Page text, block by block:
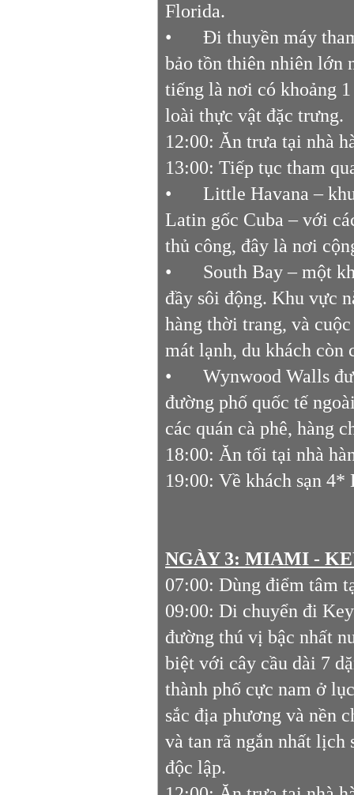
Florida.
•
Đi thuyền máy
bảo tồn thiên nhiên lớn
tiếng là nơi có khoảng
loài thực vật đặc trưng.
12:00: Ăn trưa tại nhà
13:00: Tiếp tục tham
•
Little Havana –
Latin gốc Cuba – với
thủ công, đây là nơi
•
South Bay – một
đầy sôi động. Khu vực
hàng thời trang, và
mát lạnh, du khách còn
•
Wynwood Walls
đường phố quốc tế
các quán cà phê, hàng
18:00: Ăn tối tại nhà
19:00: Về khách sạn
NGÀY 3: MIAMI -
07:00: Dùng điểm tâm
09:00: Di chuyển đi
đường thú vị bậc nhất
biệt với cây cầu dài 7
thành phố cực nam ở
sắc địa phương và nền
và tan rã ngắn nhất
độc lập.